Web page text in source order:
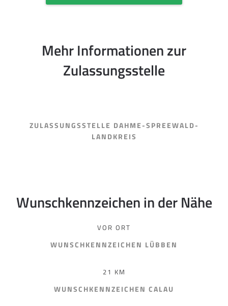
Mehr Informationen zur
Zulassungsstelle
ZULASSUNGSSTELLE DAHME-SPREEWALD-
LANDKREIS
Wunschkennzeichen in der Nähe
VOR ORT
WUNSCHKENNZEICHEN LÜBBEN
21 KM
WUNSCHKENNZEICHEN CALAU